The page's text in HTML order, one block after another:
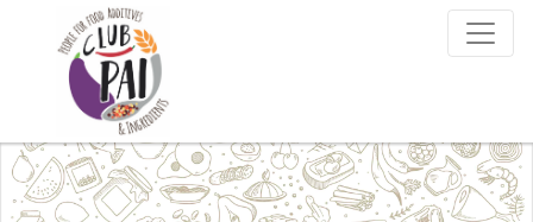
Skip to content